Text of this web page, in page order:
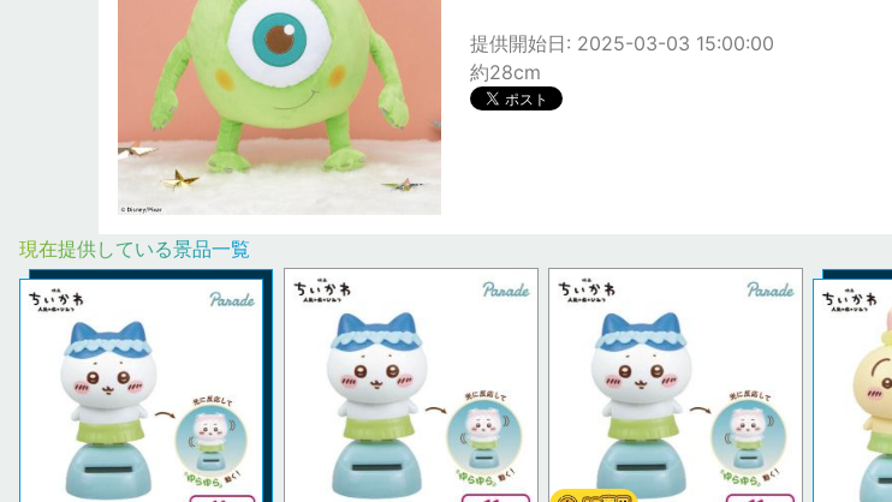
提供開始日: 2025-03-03 15:00:00
約28cm
現在提供している景品一覧